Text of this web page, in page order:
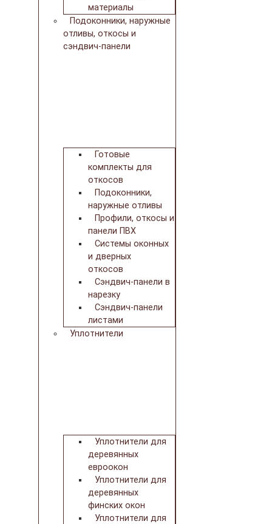
материалы
Подоконники, наружные
отливы, откосы и
сэндвич-панели
Готовые
комплекты для
откосов
Подоконники,
наружные отливы
Профили, откосы и
панели ПВХ
Системы оконных
и дверных
откосов
Сэндвич-панели в
нарезку
Сэндвич-панели
листами
Уплотнители
Уплотнители для
деревянных
евроокон
Уплотнители для
деревянных
финских окон
Уплотнители для